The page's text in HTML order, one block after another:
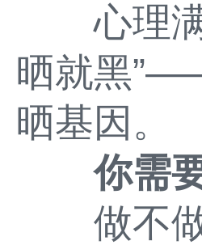
心理满
晒就黑
晒基因。
你需
做不做